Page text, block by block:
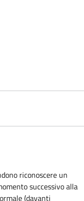
riconoscere un
successivo alla
(davanti